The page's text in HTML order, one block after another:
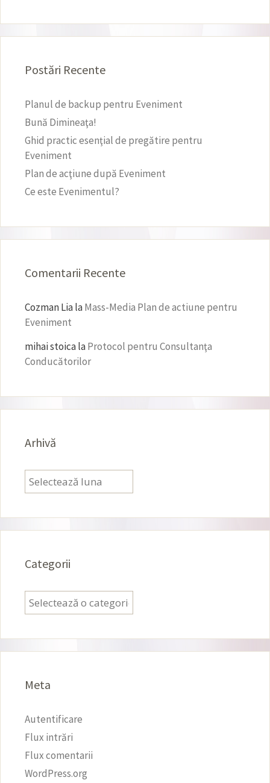
Postări Recente
Planul de backup pentru Eveniment
Bună Dimineaţa!
Ghid practic esenţial de pregătire pentru
Eveniment
Plan de acţiune după Eveniment
Ce este Evenimentul?
Comentarii Recente
Cozman LialaMass-Media Plan de actiune pentru
Eveniment
mihai stoicalaProtocol pentru Consultanţa
Conducătorilor
Arhivă
Arhivă
Categorii
Categorii
Meta
Autentificare
Flux intrări
Flux comentarii
WordPress.org